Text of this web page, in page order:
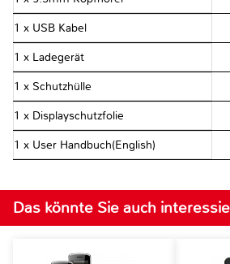
1 x USB Kabel
1 x Ladegerät
1 x Schutzhülle
1 x Displayschutzfolie
1 x User Handbuch(English)
Das könnte Sie auch